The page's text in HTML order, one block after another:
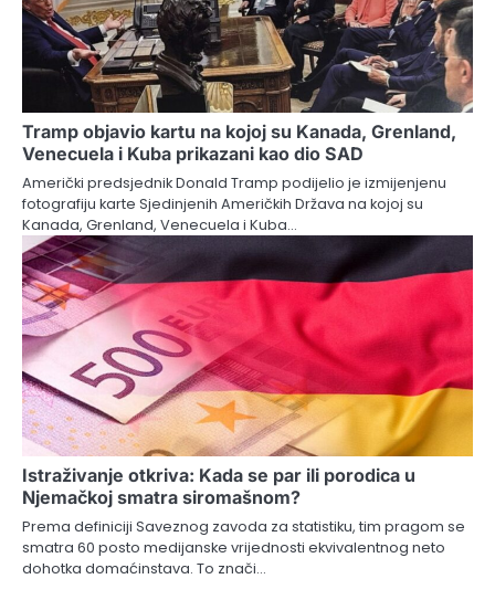
Tramp objavio kartu na kojoj su Kanada, Grenland,
Venecuela i Kuba prikazani kao dio SAD
Američki predsjednik Donald Tramp podijelio je izmijenjenu
fotografiju karte Sjedinjenih Američkih Država na kojoj su
Kanada, Grenland, Venecuela i Kuba…
Istraživanje otkriva: Kada se par ili porodica u
Njemačkoj smatra siromašnom?
Prema definiciji Saveznog zavoda za statistiku, tim pragom se
smatra 60 posto medijanske vrijednosti ekvivalentnog neto
dohotka domaćinstava. To znači…